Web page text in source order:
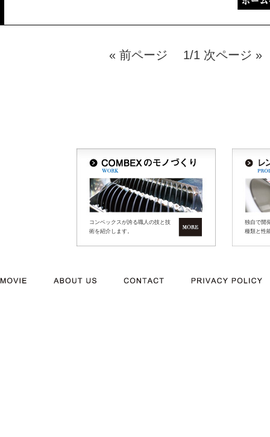
« 前ページ 1/1 次ページ »
コンベックスが誇る職人の技と技
術を紹介します。
独自で開
種類と性